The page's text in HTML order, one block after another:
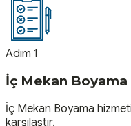
Adım 1
İç Mekan Boyama
İç Mekan Boyama
karşılaştır.